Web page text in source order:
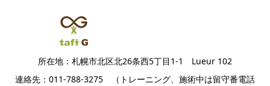
所在地：札幌市北区北26条西5丁目1-1 Lueur 102
連絡先：011-788-3275 （トレーニング、施術中は留守番電話